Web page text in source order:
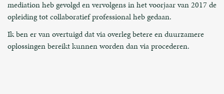
mediation heb gevolgd en vervolgens in het voorjaar van 2017 de
opleiding tot collaboratief professional heb gedaan.
Ik ben er van overtuigd dat via overleg betere en duurzamere
oplossingen bereikt kunnen worden dan via procederen.